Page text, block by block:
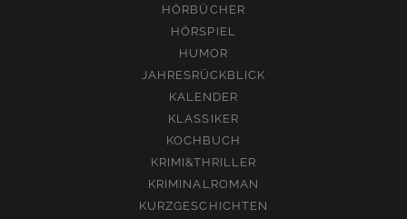
HÖRBÜCHER
HÖRSPIEL
HUMOR
JAHRESRÜCKBLICK
KALENDER
KLASSIKER
KOCHBUCH
KRIMI&THRILLER
KRIMINALROMAN
KURZGESCHICHTEN